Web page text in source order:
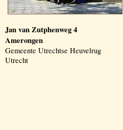
Jan van Zutphenweg 4
Amerongen
Gemeente Utrechtse Heuvelrug
Utrecht